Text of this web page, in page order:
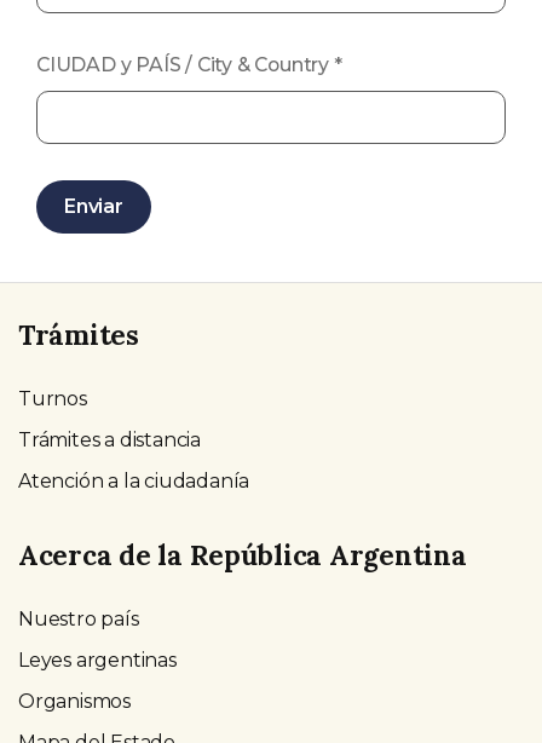
CIUDAD y PAÍS / City & Country *
Enviar
Trámites
Turnos
Trámites a distancia
Atención a la ciudadanía
Acerca de la República Argentina
Nuestro país
Leyes argentinas
Organismos